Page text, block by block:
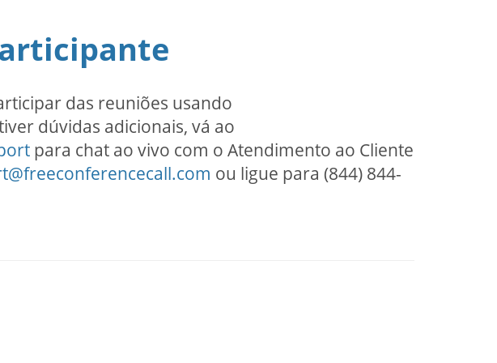
das reuniões usando
dúvidas adicionais, vá ao
para chat ao vivo com o Atendimento ao Cliente
ou ligue para (844) 844-